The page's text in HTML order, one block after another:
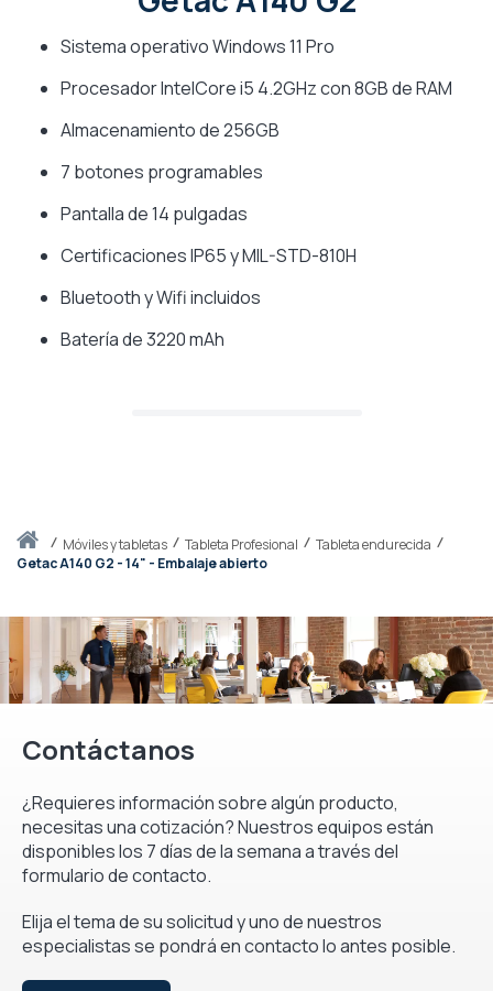
Inicio móviles y tabletas Tableta Profesional
Tableta endurecida
Getac A140 G2 - 14" - Embalaje abierto
Sistema operativo Windows 11 Pro
Procesador IntelCore i5 4.2GHz con 8GB de RAM
Almacenamiento de 256GB
7 botones programables
Pantalla de 14 pulgadas
Certificaciones IP65 y MIL-STD-810H
Bluetooth y Wifi incluidos
Batería de 3220 mAh
Contáctanos
¿Requieres información sobre algún producto,
necesitas una cotización? Nuestros equipos están
disponibles los 7 días de la semana a través del
formulario de contacto.
Elija el tema de su solicitud y uno de nuestros
especialistas se pondrá en contacto lo antes posible.